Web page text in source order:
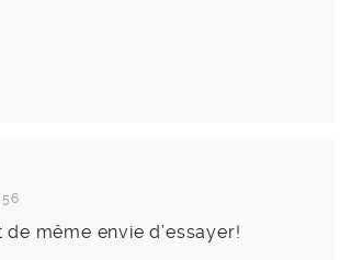
même envie d’essayer!